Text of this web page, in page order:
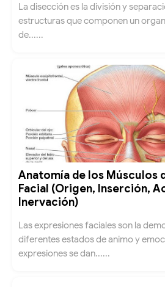
La disección es la división y
estructuras que componen un
de......
Anatomía de los Músculos
Facial (Origen, Inserción,
Inervación)
Las expresiones faciales son la
diferentes estados de animo y
expresiones se dan......